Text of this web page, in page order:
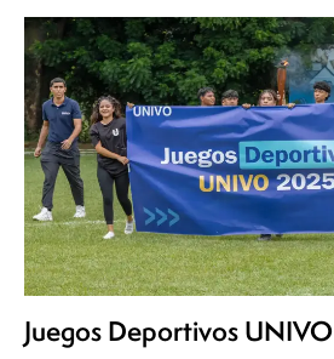
Juegos Deportivos UNIVO